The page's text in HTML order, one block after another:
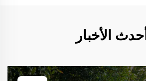
أحدث الأخبار